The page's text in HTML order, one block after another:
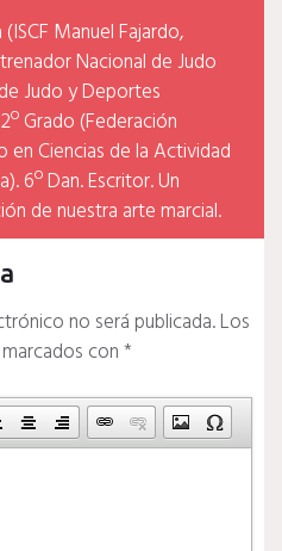
Manuel Fajardo,
Nacional de Judo
Judo y Deportes
Grado (Federación
en Ciencias de la Actividad
6º Dan. Escritor. Un
de nuestra arte marcial.
no será publicada.Los
con*